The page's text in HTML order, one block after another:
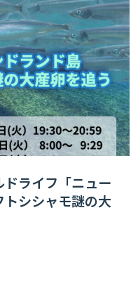
ライフ「ニュー
シシャモ謎の大